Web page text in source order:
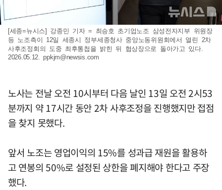
[세종=뉴시스] 강종민 기자 = 최승호 초기업노조 삼성전자지부 위원장
등 노조측이 12일 세종시 정부세종청사 중앙노동위원회에서 열린 2차
사후조정회의 도중 최후통첩을 밝힌 뒤 협상장으로 돌아가고 있다.
2026.05.12.ppkjm@newsis.com
노사는 전날 오전 10시부터 다음 날인 13일 오전 2시53
분까지 약 17시간 동안 2차 사후조정을 진행했지만 접점
을 찾지 못했다.
앞서 노조는 영업이익의 15%를 성과급 재원을 활용하
고 연봉의 50%로 설정된 상한을 폐지해야 한다고 주장
했다.